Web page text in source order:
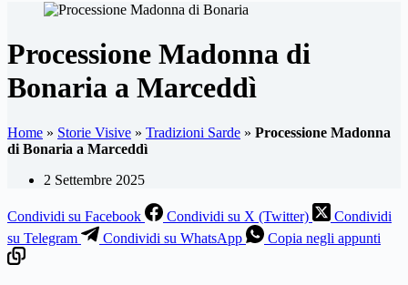
Processione Madonna di
Bonaria a Marceddì
Home » Storie Visive » Tradizioni Sarde » Processione Madonna
di Bonaria a Marceddì
2 Settembre 2025
Condividi su Facebook Condividi su X (Twitter)
Condividi
su Telegram
Condividi su WhatsApp Copia negli appunti